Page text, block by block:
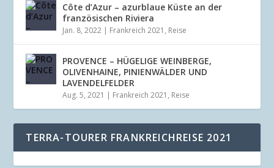
Côte d’Azur – azurblaue Küste an der
französischen Riviera
Jan. 8, 2022 | Frankreich 2021 , Reise
PROVENCE – HÜGELIGE WEINBERGE,
OLIVENHAINE, PINIENWÄLDER UND
LAVENDELFELDER
Aug. 5, 2021 | Frankreich 2021 , Reise
TERRA-TOURER FRANKREICHREISE 2021